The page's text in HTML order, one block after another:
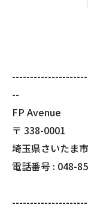
--
FP Avenue
〒 338-0001
埼玉県さいたま
電話番号 : 048-